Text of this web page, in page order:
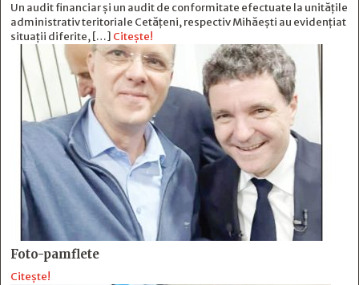
Un audit financiar și un audit de conformitate efectuate la unitățile
administrativ teritoriale Cetățeni, respectiv Mihăești au evidențiat
situații diferite, […] Citește!
Foto-pamflete
Citește!